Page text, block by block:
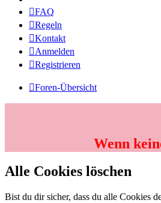
FAQ
Regeln
Kontakt
Anmelden
Registrieren
Foren-Übersicht
Wenn
Alle Cookies löschen
Bist du dir sicher, dass du alle Cookies